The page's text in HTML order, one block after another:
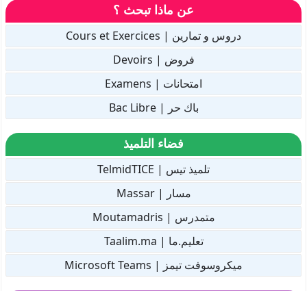
عن ماذا تبحث ؟
دروس و تمارين | Cours et Exercices
فروض | Devoirs
امتحانات | Examens
باك حر | Bac Libre
فضاء التلميذ
تلميذ تيس | TelmidTICE
مسار | Massar
متمدرس | Moutamadris
تعليم.ما | Taalim.ma
ميكروسوفت تيمز | Microsoft Teams